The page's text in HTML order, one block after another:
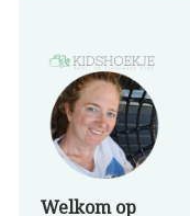
Welkom op